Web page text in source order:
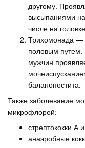
другому.
высыпаниями
числе на
Трихомонада —
половым путем.
мужчин
баланопостита.
Также заболевание
микрофлорой:
стрептококки А
анаэробные